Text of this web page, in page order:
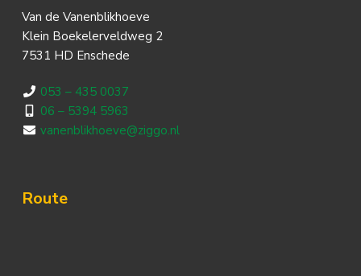
Van de Vanenblikhoeve
Klein Boekelerveldweg 2
7531 HD Enschede
053 – 435 0037
06 – 5394 5963
vanenblikhoeve@ziggo.nl
Route